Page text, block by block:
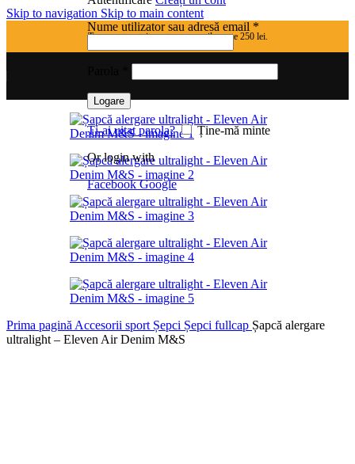
Skip to navigation Skip to main content
Transport gratuit pentru comenzile peste 250 lei.
Nume utilizator sau adresă email *
Logare
Ți-ai uitat parola?
Ține-mă minte
Or login with
FacebookGoogle
Prima pagină Accesorii sport Șepci Șepci fullcap Șapcă alergare
ultralight – Eleven Air Denim M&S